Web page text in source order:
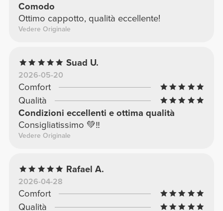
Comodo
Ottimo cappotto, qualità eccellente!
Vedere Originale
Suad U.
2026-05-20
Comfort
Qualità
Condizioni eccellenti e ottima qualità
Consigliatissimo 💚‼️
Vedere Originale
Rafael A.
2026-04-28
Comfort
Qualità